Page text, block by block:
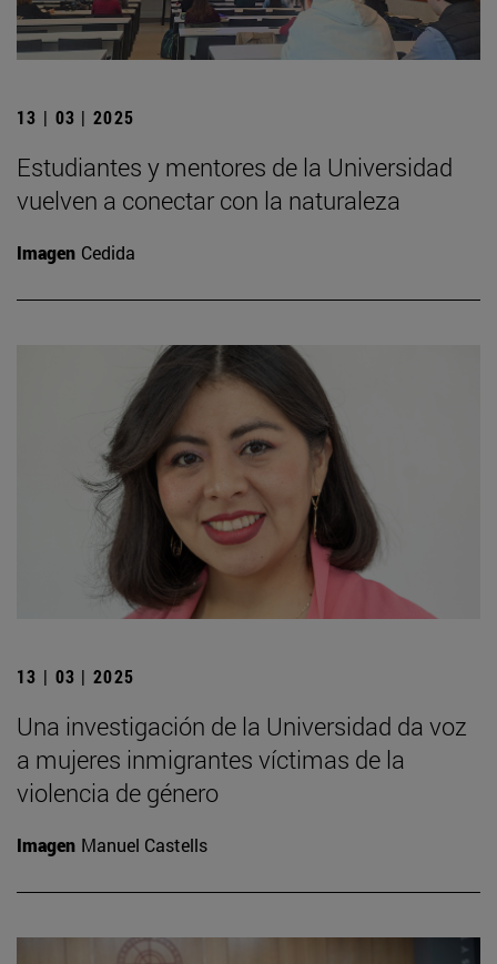
13 | 03 | 2025
Estudiantes y mentores de la Universidad
vuelven a conectar con la naturaleza
Imagen Cedida
13 | 03 | 2025
Una investigación de la Universidad da voz
a mujeres inmigrantes víctimas de la
violencia de género
Imagen Manuel Castells